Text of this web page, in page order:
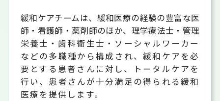
緩和ケアチームは、緩和医療の経験の豊富な医
師・看護師・薬剤師のほか、理学療法士・管理
栄養士・歯科衛生士・ソーシャルワーカー
などの多職種から構成され、緩和ケアを必
要とする患者さんに対し、トータルケアを
行い、患者さんが十分満足の得られる緩和
医療を提供します。